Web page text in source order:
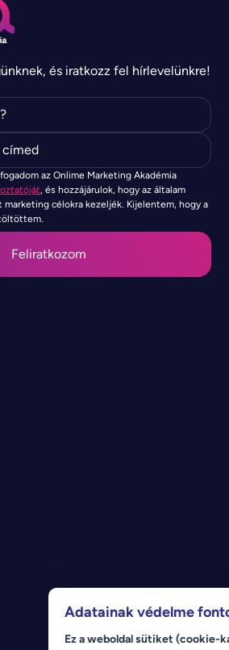
és iratkozz fel hírlevelünkre!
az Onlime Marketing Akadémia
, és hozzájárulok, hogy az általam
célokra kezeljék. Kijelentem, hogy a
Adatainak védelme
Ez a weboldal sütiket (cookie-